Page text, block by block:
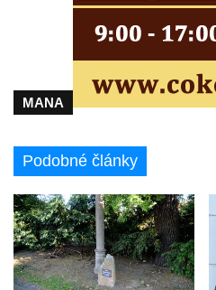
okrašlovacího spolku pro
ulici v Jirkově
Pamětní deska Karla Hynka
Máchově ulici v Litoměřicích
Pamětní deska Staré
vlakovém nádraží ve Varnsdorfu
Pamětní deska MUDr. Johanna
MANA
Podobné články